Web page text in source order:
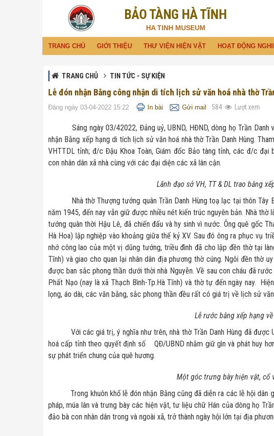
BẢO TÀNG HÀ TĨNH
HA TINH MUSEUM
TRANG CHỦ GIỚI THIỆU THƯ VIỆN HIỆN VẬT HOẠT ĐỘNG
TRANG CHỦ TIN TỨC - SỰ KIỆN
Lễ đón nhận Bằng công nhận di tích lịch sử văn hoá nhà thờ
Đăng ngày 03-04-2022 15:22 In bài Gửi mail 584 Lượt xem
Sáng ngày 03/42022, Đảng uỷ, UBND, HĐND, dòng họ Trần Danh
nhận Bằng xếp hạng di tích lịch sử văn hoá nhà thờ Trần Danh Hùng.
VHTTDL tỉnh; đ/c Đậu Khoa Toàn, Giám đốc Bảo tàng tỉnh, các đ/c đại
con nhân dân xã nhà cùng với các đại diện các xã lân cận.
Lãnh đạo sở VH, TT & DL trao bằng
Nhà thờ Thượng tướng quân Trần Danh Hùng toạ lạc tại thôn Tây
năm 1945, đến nay vẫn giữ được nhiều nét kiến trúc nguyên bản. Nhà
tướng quân thời Hậu Lê, đã chiến đấu và hy sinh vì nước. Ông quê gốc
Hà Hoa) lập nghiệp vào khoảng giữa thế kỷ XV. Sau đó ông ra phục vụ
nhớ công lao của một vị dũng tướng, triều đình đã cho lập đền thờ tại
Tĩnh) và giao cho quan lại nhân dân địa phương thờ cúng. Ngôi đền thờ
được ban sắc phong thần dưới thời nhà Nguyễn. Về sau con cháu đã
Phất Nạo (nay là xã Thạch Bình-Tp.Hà Tĩnh) và thờ tự đến ngày nay.
lọng, áo dài, các văn bằng, sắc phong thần đều rất có giá trị về lịch sử
Lễ rước bằng xếp hạng
Với các giá trị, ý nghĩa như trên, nhà thờ Trần Danh Hùng đã được
hoá cấp tỉnh theo quyết định số QĐ/UBND nhằm giữ gìn và phát huy
sự phát triển chung của quê hương.
Một góc trưng bày hiện vật, cổ
Trong khuôn khổ lễ đón nhận Bằng cũng đã diễn ra các lễ hội dân
pháp, múa lân và trưng bày các hiện vật, tư liệu chữ Hán của dòng họ
đảo bà con nhân dân trong và ngoài xã, trở thành ngày hội lớn tại địa